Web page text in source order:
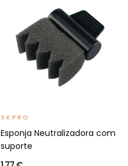
SKPRO
Esponja Neutralizadora com
suporte